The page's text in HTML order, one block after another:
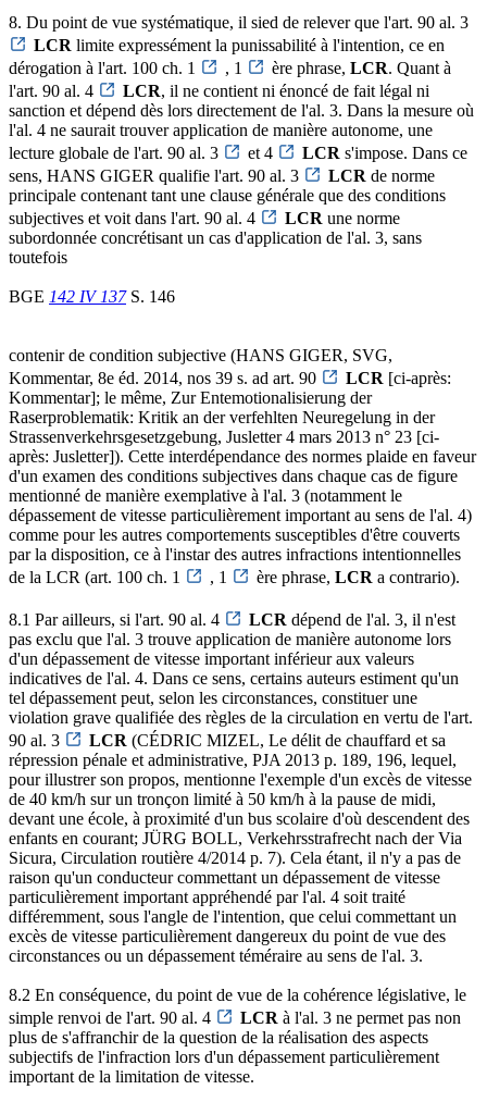
8. Du point de vue systématique, il sied de relever que l'art. 90 al. 3
LCR limite expressément la punissabilité à l'intention, ce en
dérogation à l'art. 100 ch. 1
, 1 ère phrase, LCR. Quant à
l'art. 90 al. 4
LCR, il ne contient ni énoncé de fait légal ni
sanction et dépend dès lors directement de l'al. 3. Dans la mesure où
l'al. 4 ne saurait trouver application de manière autonome, une
lecture globale de l'art. 90 al. 3
et 4 LCR s'impose. Dans ce
sens, HANS GIGER qualifie l'art. 90 al. 3
LCR de norme
principale contenant tant une clause générale que des conditions
subjectives et voit dans l'art. 90 al. 4
LCR une norme
subordonnée concrétisant un cas d'application de l'al. 3, sans
toutefois
BGE 142 IV 137S. 146
contenir de condition subjective (HANS GIGER, SVG,
Kommentar, 8e éd. 2014, nos 39 s. ad art. 90
LCR [ci-après:
Kommentar]; le même, Zur Entemotionalisierung der
Raserproblematik: Kritik an der verfehlten Neuregelung in der
Strassenverkehrsgesetzgebung, Jusletter 4 mars 2013 n° 23 [ci-
après: Jusletter]). Cette interdépendance des normes plaide en faveur
d'un examen des conditions subjectives dans chaque cas de figure
mentionné de manière exemplative à l'al. 3 (notamment le
dépassement de vitesse particulièrement important au sens de l'al. 4)
comme pour les autres comportements susceptibles d'être couverts
par la disposition, ce à l'instar des autres infractions intentionnelles
de la LCR (art. 100 ch. 1
, 1 ère phrase, LCR a contrario).
8.1 Par ailleurs, si l'art. 90 al. 4 LCR dépend de l'al. 3, il n'est
pas exclu que l'al. 3 trouve application de manière autonome lors
d'un dépassement de vitesse important inférieur aux valeurs
indicatives de l'al. 4. Dans ce sens, certains auteurs estiment qu'un
tel dépassement peut, selon les circonstances, constituer une
violation grave qualifiée des règles de la circulation en vertu de l'art.
90 al. 3
LCR (CÉDRIC MIZEL, Le délit de chauffard et sa
répression pénale et administrative, PJA 2013 p. 189, 196, lequel,
pour illustrer son propos, mentionne l'exemple d'un excès de vitesse
de 40 km/h sur un tronçon limité à 50 km/h à la pause de midi,
devant une école, à proximité d'un bus scolaire d'où descendent des
enfants en courant; JÜRG BOLL, Verkehrsstrafrecht nach der Via
Sicura, Circulation routière 4/2014 p. 7). Cela étant, il n'y a pas de
raison qu'un conducteur commettant un dépassement de vitesse
particulièrement important appréhendé par l'al. 4 soit traité
différemment, sous l'angle de l'intention, que celui commettant un
excès de vitesse particulièrement dangereux du point de vue des
circonstances ou un dépassement téméraire au sens de l'al. 3.
8.2 En conséquence, du point de vue de la cohérence législative, le
simple renvoi de l'art. 90 al. 4
LCR à l'al. 3 ne permet pas non
plus de s'affranchir de la question de la réalisation des aspects
subjectifs de l'infraction lors d'un dépassement particulièrement
important de la limitation de vitesse.